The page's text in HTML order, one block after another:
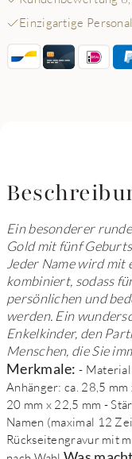
Einzigartige
Ein besonderer
Gold mit fünf
Jeder Name wird mit
kombiniert, sodass
persönlichen und
werden. Ein
Enkelkinder, den
Menschen, die Sie
Merkmale: -
Anhänger: ca. 28,5
20 mm x 22,5 mm -
Namen (maximal 12
Rückseitengravur mit